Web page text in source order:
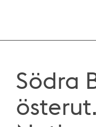
Södra